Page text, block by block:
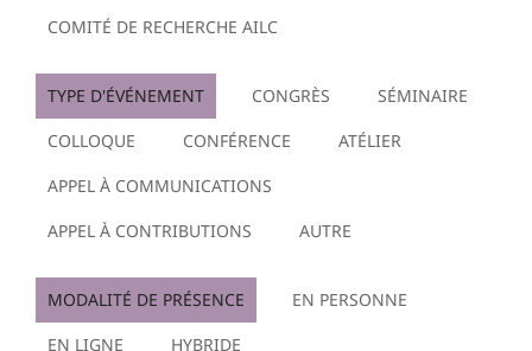
COMITÉ DE RECHERCHE AILC
TYPE D'ÉVÉNEMENT CONGRÈS
SÉMINAIRE
COLLOQUE
CONFÉRENCE
ATÉLIER
APPEL À COMMUNICATIONS
APPEL À CONTRIBUTIONS
AUTRE
MODALITÉ DE PRÉSENCE
EN PERSONNE
EN LIGNE
HYBRIDE